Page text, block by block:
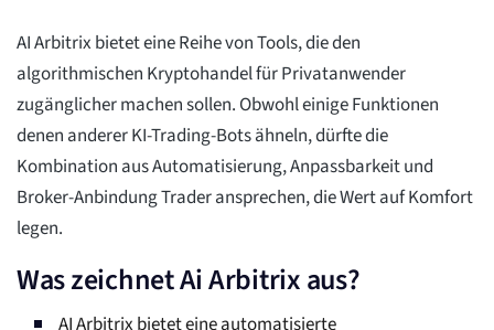
AI Arbitrix bietet eine Reihe von Tools, die den
algorithmischen Kryptohandel für Privatanwender
zugänglicher machen sollen. Obwohl einige Funktionen
denen anderer KI-Trading-Bots ähneln, dürfte die
Kombination aus Automatisierung, Anpassbarkeit und
Broker-Anbindung Trader ansprechen, die Wert auf Komfort
legen.
Was zeichnet Ai Arbitrix aus?